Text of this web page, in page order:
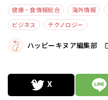
健康・食情報総合 海外情報
ビジネス
テクノロジー
ハッピーキヌア編集部